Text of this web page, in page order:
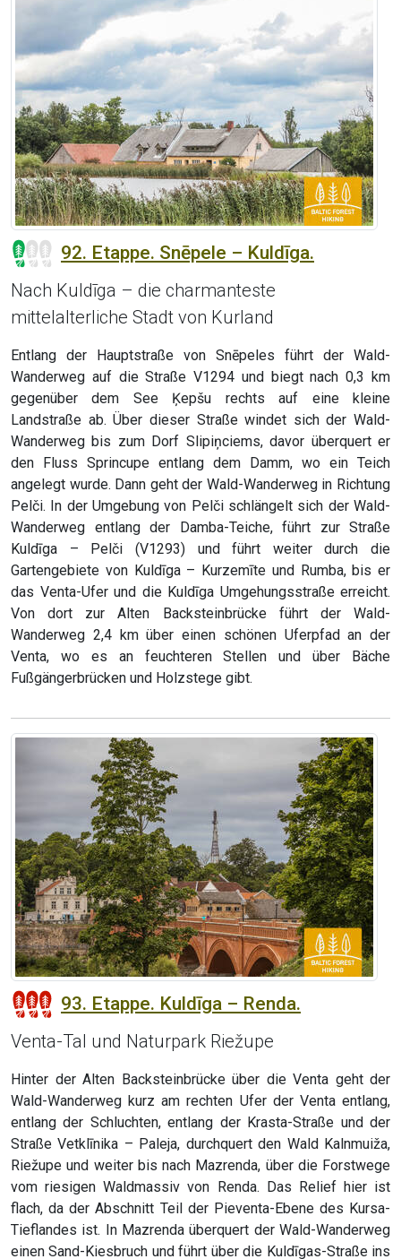
92. Etappe. Snēpele – Kuldīga.
Nach Kuldīga – die charmanteste
mittelalterliche Stadt von Kurland
Entlang der Hauptstraße von Snēpeles führt der Wald-
Wanderweg auf die Straße V1294 und biegt nach 0,3 km
gegenüber dem See Ķepšu rechts auf eine kleine
Landstraße ab. Über dieser Straße windet sich der Wald-
Wanderweg bis zum Dorf Slipiņciems, davor überquert er
den Fluss Sprincupe entlang dem Damm, wo ein Teich
angelegt wurde. Dann geht der Wald-Wanderweg in Richtung
Pelči. In der Umgebung von Pelči schlängelt sich der Wald-
Wanderweg entlang der Damba-Teiche, führt zur Straße
Kuldīga – Pelči (V1293) und führt weiter durch die
Gartengebiete von Kuldīga – Kurzemīte und Rumba, bis er
das Venta-Ufer und die Kuldīga Umgehungsstraße erreicht.
Von dort zur Alten Backsteinbrücke führt der Wald-
Wanderweg 2,4 km über einen schönen Uferpfad an der
Venta, wo es an feuchteren Stellen und über Bäche
Fußgängerbrücken und Holzstege gibt.
93. Etappe. Kuldīga – Renda.
Venta-Tal und Naturpark Riežupe
Hinter der Alten Backsteinbrücke über die Venta geht der
Wald-Wanderweg kurz am rechten Ufer der Venta entlang,
entlang der Schluchten, entlang der Krasta-Straße und der
Straße Vetklīnika – Paleja, durchquert den Wald Kalnmuiža,
Riežupe und weiter bis nach Mazrenda, über die Forstwege
vom riesigen Waldmassiv von Renda. Das Relief hier ist
flach, da der Abschnitt Teil der Pieventa-Ebene des Kursa-
Tieflandes ist. In Mazrenda überquert der Wald-Wanderweg
einen Sand-Kiesbruch und führt über die Kuldīgas-Straße ins